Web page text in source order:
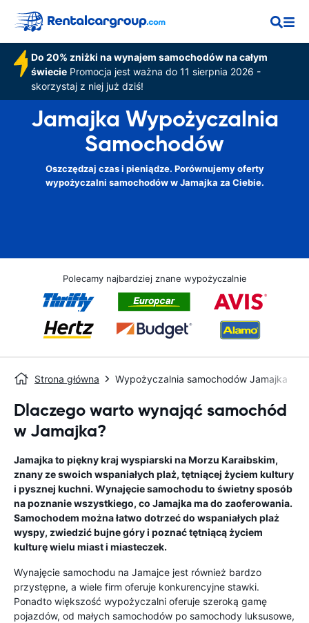
Do 20% zniżki na wynajem samochodów na całym
świeciePromocja jest ważna do 11 sierpnia 2026 -
skorzystaj z niej już dziś!
Jamajka Wypożyczalnia
Samochodów
Oszczędzaj czas i pieniądze. Porównujemy oferty
wypożyczalni samochodów w Jamajka za Ciebie.
Polecamy najbardziej znane wypożyczalnie
Strona główna Wypożyczalnia samochodów Jamajka
Dlaczego warto wynająć samochód
w Jamajka?
Jamajka to piękny kraj wyspiarski na Morzu Karaibskim,
znany ze swoich wspaniałych plaż, tętniącej życiem kultury
i pysznej kuchni. Wynajęcie samochodu to świetny sposób
na poznanie wszystkiego, co Jamajka ma do zaoferowania.
Samochodem można łatwo dotrzeć do wspaniałych plaż
wyspy, zwiedzić bujne góry i poznać tętniącą życiem
kulturę wielu miast i miasteczek.
Wynajęcie samochodu na Jamajce jest również bardzo
przystępne, a wiele firm oferuje konkurencyjne stawki.
Ponadto większość wypożyczalni oferuje szeroką gamę
pojazdów, od małych samochodów po samochody luksusowe,